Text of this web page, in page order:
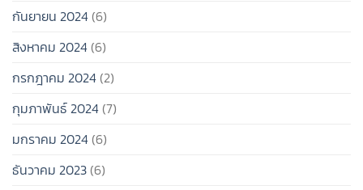
กันยายน 2024(6)
สิงหาคม 2024(6)
กรกฎาคม 2024(2)
กุมภาพันธ์ 2024(7)
มกราคม 2024(6)
ธันวาคม 2023(6)